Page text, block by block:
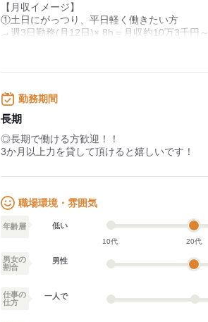
【月収イメージ】
①土日にがっつり、平日軽く働きたい方
→週3日勤務(月12日)× 8h＝月収約10万3千円～
【研修あり】
約2カ月位ですぐなれます♪
研修のサポートはばっちり！！
試用期間：なし
勤務期間
長期
◎長期で働ける方歓迎！！
3か月以上力を貸して頂けると嬉しいです！
職場環境・雰囲気
年齢層 低い
10代 20代
男女の
割合
男性
仕事の
仕方
一人で